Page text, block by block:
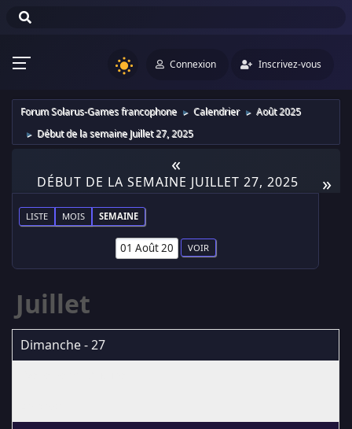
Connexion Inscrivez-vous
Forum Solarus-Games francophone ► Calendrier ► Août 2025
► Début de la semaine Juillet 27, 2025
«
»
DÉBUT DE LA SEMAINE JUILLET 27, 2025
LISTE MOIS SEMAINE
Juillet
Dimanche - 27